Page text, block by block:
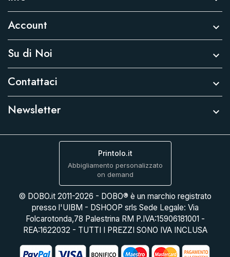
Account 
Su di Noi 
Contattaci 
Newsletter 
Printolo.it
Abbigliamento personalizzato
on demand
© DOBO.it 2011-2026 - DOBO® è un marchio registrato
presso l'UIBM - DSHOOP srls Sede Legale: Via
Folcarotonda,78 Palestrina RM P.IVA:15906181001 -
REA:1622032 - TUTTI I PREZZI SONO IVA INCLUSA